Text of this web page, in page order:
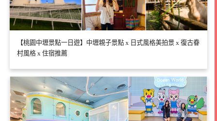
【桃園中壢景點一日遊】中壢親子景點 x 日式風格美拍景 x 復古眷
村風格 x 住宿推薦